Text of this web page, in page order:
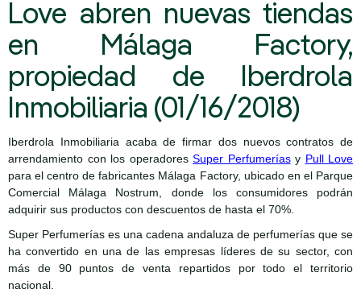
Love abren nuevas tiendas
en Málaga Factory,
propiedad de Iberdrola
Inmobiliaria (01/16/2018)
Iberdrola Inmobiliaria acaba de firmar dos nuevos contratos de
arrendamiento con los operadores Super Perfumeríasy Pull Love
para el centro de fabricantes Málaga Factory, ubicado en el Parque
Comercial Málaga Nostrum, donde los consumidores podrán
adquirir sus productos con descuentos de hasta el 70%.
Super Perfumerías es una cadena andaluza de perfumerías que se
ha convertido en una de las empresas líderes de su sector, con
más de 90 puntos de venta repartidos por todo el territorio
nacional.